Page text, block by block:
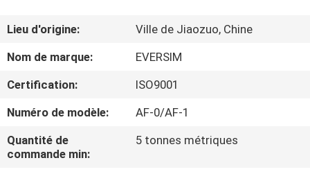
PRODUITS
VIDÉOS
À
PROPOS
Lieu d'origine:
Ville de Jiaozuo, Chine
Nom de marque:
EVERSIM
Certification:
ISO9001
Numéro de modèle:
AF-0/AF-1
Quantité de
commande min:
5 tonnes métriques